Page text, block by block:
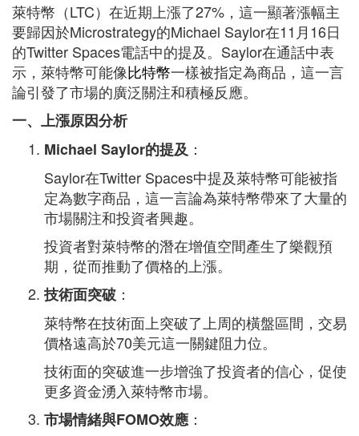
萊特幣（LTC）在近期上漲了27%，這一顯著漲幅主
要歸因於Microstrategy的Michael Saylor在11月16日
的Twitter Spaces電話中的提及。Saylor在通話中表
示，萊特幣可能像比特幣一樣被指定為商品，這一言
論引發了市場的廣泛關注和積極反應。
一、上漲原因分析
Michael Saylor的提及 ：
Saylor在Twitter Spaces中提及萊特幣可能被指
定為數字商品，這一言論為萊特幣帶來了大量的
市場關注和投資者興趣。
投資者對萊特幣的潛在增值空間產生了樂觀預
期，從而推動了價格的上漲。
技術面突破 ：
萊特幣在技術面上突破了上周的橫盤區間，交易
價格遠高於70美元這一關鍵阻力位。
技術面的突破進一步增強了投資者的信心，促使
更多資金湧入萊特幣市場。
市場情緒與FOMO效應 ：